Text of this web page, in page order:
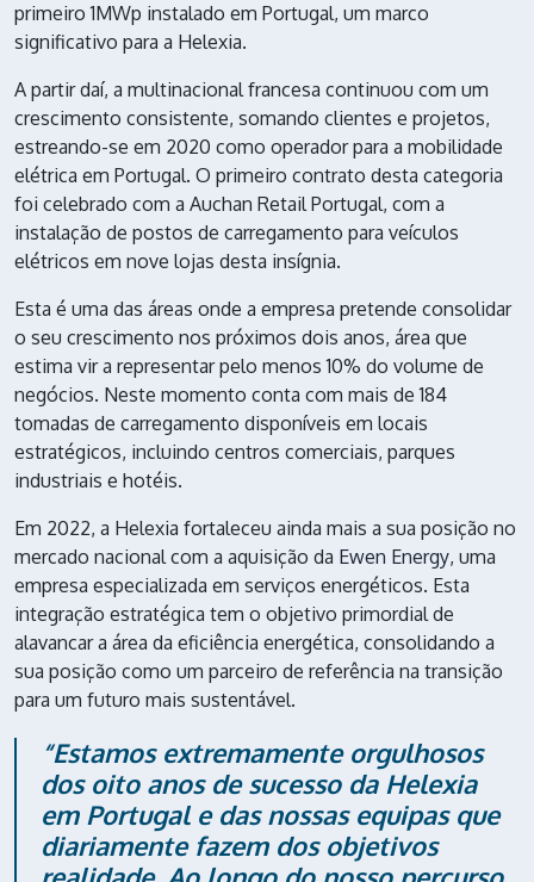
primeiro 1MWp instalado em Portugal, um marco
significativo para a Helexia.
A partir daí, a multinacional francesa continuou com um
crescimento consistente, somando clientes e projetos,
estreando-se em 2020 como operador para a mobilidade
elétrica em Portugal. O primeiro contrato desta categoria
foi celebrado com a Auchan Retail Portugal, com a
instalação de postos de carregamento para veículos
elétricos em nove lojas desta insígnia.
Esta é uma das áreas onde a empresa pretende consolidar
o seu crescimento nos próximos dois anos, área que
estima vir a representar pelo menos 10% do volume de
negócios. Neste momento conta com mais de 184
tomadas de carregamento disponíveis em locais
estratégicos, incluindo centros comerciais, parques
industriais e hotéis.
Em 2022, a Helexia fortaleceu ainda mais a sua posição no
mercado nacional com a aquisição da Ewen Energy, uma
empresa especializada em serviços energéticos. Esta
integração estratégica tem o objetivo primordial de
alavancar a área da eficiência energética, consolidando a
sua posição como um parceiro de referência na transição
para um futuro mais sustentável.
“Estamos extremamente orgulhosos
dos oito anos de sucesso da Helexia
em Portugal e das nossas equipas que
diariamente fazem dos objetivos